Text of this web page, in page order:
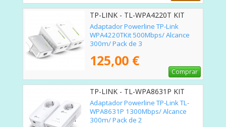
TP-LINK - TL-WPA4220T KIT
Adaptador Powerline TP-Link
WPA4220TKit 500Mbps/ Alcance
300m/ Pack de 3
125,00 €
Comprar
TP-LINK - TL-WPA8631P KIT
Adaptador Powerline TP-Link TL-
WPA8631P 1300Mbps/ Alcance
300m/ Pack de 2